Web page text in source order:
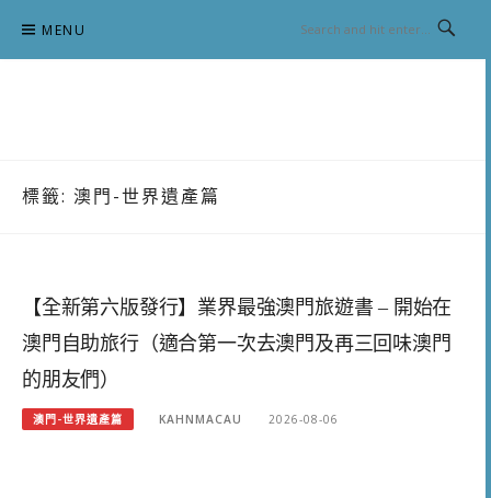
content
MENU
標籤: 澳門-世界遺產篇
【全新第六版發行】業界最強澳門旅遊書 – 開始在
澳門自助旅行（適合第一次去澳門及再三回味澳門
的朋友們）
澳門-世界遺產篇 KAHNMACAU 2026-08-06